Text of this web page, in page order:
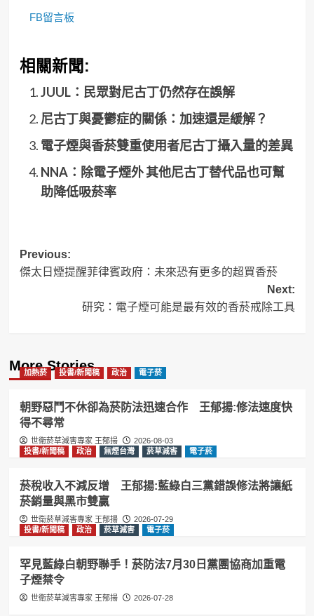
FB留言板
相關新聞:
JUUL：民眾對尼古丁仍然存在誤解
尼古丁與憂鬱症的關係：加速還是緩解？
電子煙與香菸雙重使用者尼古丁攝入量的差異
NNA：除電子煙外 其他尼古丁替代品也可幫
助降低吸菸率
Post
navigation
Previous:
傑太日煙提醒菲律賓政府：未來恐有更多的超買香菸
Next:
研究：電子煙可能是最有效的香菸戒除工具
More Stories
加熱菸 投書/新聞稿 政治 電子菸
朝野惡鬥不休卻為菸防法迅速合作 王郁揚:修法速度快
得不尋常
世衛菸草減害專家 王郁揚
2026-08-03
投書/新聞稿
政治 無煙台灣 菸草減害 電子菸
菸稅收入不減反增 王郁揚:藍綠白三黨錯誤修法將讓紙
菸銷量與黑市雙贏
世衛菸草減害專家 王郁揚
2026-07-29
投書/新聞稿
政治 菸草減害 電子菸
罕見藍綠白朝野聯手！菸防法7月30日黨團協商加重電
子煙禁令
世衛菸草減害專家 王郁揚 2026-07-28